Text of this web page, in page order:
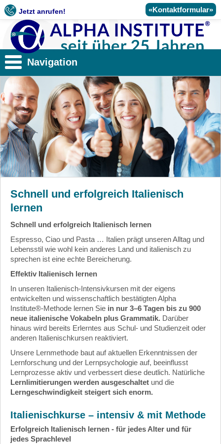
Jetzt anrufen! «Kontaktformular»
Schnell und erfolgreich Italienisch
lernen
Schnell und erfolgreich Italienisch lernen
Espresso, Ciao und Pasta … Italien prägt unseren Alltag und
Lebensstil wie wohl kein anderes Land und italienisch zu
sprechen ist eine echte Bereicherung.
Effektiv Italienisch lernen
In unseren Italienisch-Intensivkursen mit der eigens
entwickelten und wissenschaftlich bestätigtenAlpha
Institute®-Methode lernen Sie in nur 3–6 Tagen bis zu 900
neue italienische Vokabeln plus Grammatik. Darüber
hinaus wird bereits Erlerntes aus Schul- und Studienzeit oder
anderen Italienischkursen reaktiviert.
Unsere Lernmethode baut auf aktuellen Erkenntnissen der
Lernforschung und der Lernpsychologie auf, beeinflusst
Lernprozesse aktiv und verbessert diese deutlich. Natürliche
Lernlimitierungen werden ausgeschaltet und die
Lerngeschwindigkeit steigert sich enorm.
Italienischkurse – intensiv & mit Methode
Erfolgreich Italienisch lernen - für jedes Alter und für
jedes Sprachlevel
Navigation